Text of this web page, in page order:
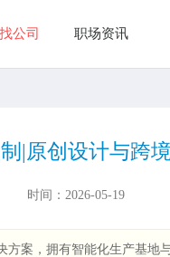
找公司 职场资讯
|原创设计与跨
时间： 2026-05-19
案，拥有智能化生产基地